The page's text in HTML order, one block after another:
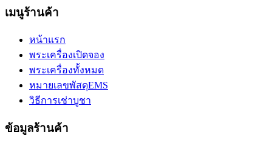
เมนูร้านค้า
หน้าแรก
พระเครื่องเปิดจอง
พระเครื่องทั้งหมด
หมายเลขพัสดุEMS
วิธีการเช่าบูชา
ข้อมูลร้านค้า